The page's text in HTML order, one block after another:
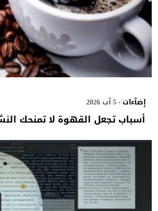
إضآءات- 5 آب 2026
أسباب تجعل القهوة لا تمنحك